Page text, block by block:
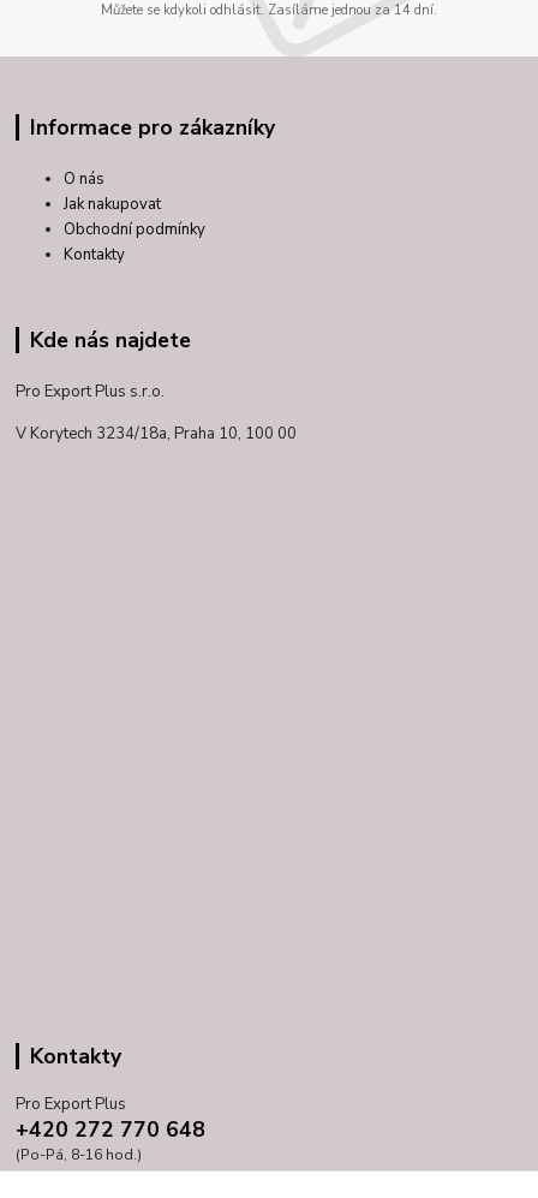
Můžete se kdykoli odhlásit. Zasíláme jednou za 14 dní.
Informace pro zákazníky
O nás
Jak nakupovat
Obchodní podmínky
Kontakty
Kde nás najdete
Pro Export Plus s.r.o.
V Korytech 3234/18a, Praha 10, 100 00
Kontakty
Pro Export Plus
+420 272 770 648
(Po-Pá, 8-16 hod.)